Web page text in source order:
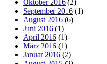
Oktober 2016 (2)
September 2016 (1)
August 2016 (6)
Juni 2016 (1)
April 2016 (1)
März 2016 (1)
Januar 2016 (2)